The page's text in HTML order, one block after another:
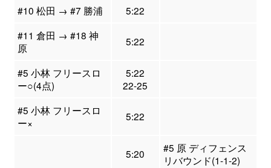
#10 松田 → #7 勝浦
5:22
#11 倉田 → #18 神
原
5:22
#5 小林 フリースロ
ー○(4点)
5:22
22-25
#5 小林 フリースロ
ー×
5:22
5:20
#5 原 ディフェンス
リバウンド(1-1-2)